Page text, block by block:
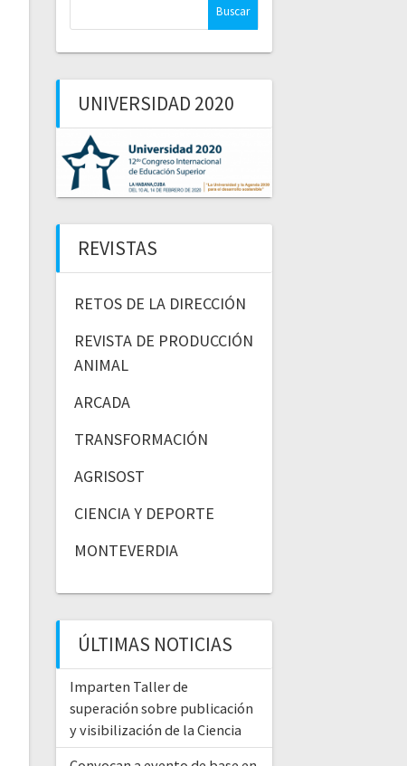
UNIVERSIDAD 2020
REVISTAS
RETOS DE LA DIRECCIÓN
REVISTA DE PRODUCCIÓN
ANIMAL
ARCADA
TRANSFORMACIÓN
AGRISOST
CIENCIA Y DEPORTE
MONTEVERDIA
ÚLTIMAS NOTICIAS
Imparten Taller de
superación sobre publicación
y visibilización de la Ciencia